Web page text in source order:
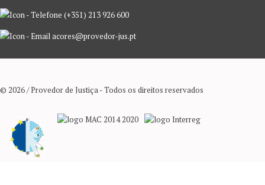
(+351) 213 926 600
acores@provedor-jus.pt
© 2026 / Provedor de Justiça - Todos os direitos reservados